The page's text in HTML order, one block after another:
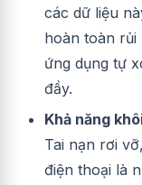
các dữ liệu
hoàn toàn
ứng dụng tự
đầy.
Khả năng
Tai nạn rơi
điện thoại là